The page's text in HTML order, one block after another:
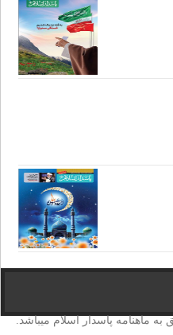
ماهنامه پاسدار اسلام میباشد.